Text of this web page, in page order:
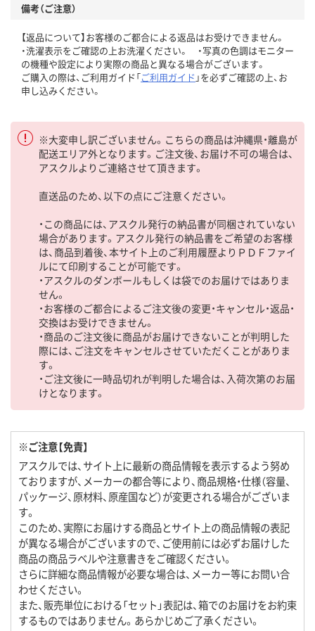
備考（ご注意）
【返品について】お客様のご都合による返品はお受けできません。
・洗濯表示をご確認の上お洗濯ください。 ・写真の色調はモニター
の機種や設定により実際の商品と異なる場合がございます。
ご購入の際は、ご利用ガイド「ご利用ガイド 」を必ずご確認の上、お
申し込みください。
※大変申し訳ございません。こちらの商品は沖縄県・離島が
配送エリア外となります。ご注文後、お届け不可の場合は、
アスクルよりご連絡させて頂きます。
直送品のため、以下の点にご注意ください。
・この商品には、アスクル発行の納品書が同梱されていない
場合があります。アスクル発行の納品書をご希望のお客様
は、商品到着後、本サイト上のご利用履歴よりＰＤＦファイ
ルにて印刷することが可能です。
・アスクルのダンボールもしくは袋でのお届けではありま
せん。
・お客様のご都合によるご注文後の変更・キャンセル・返品・
交換はお受けできません。
・商品のご注文後に商品がお届けできないことが判明した
際には、ご注文をキャンセルさせていただくことがありま
す。
・ご注文後に一時品切れが判明した場合は、入荷次第のお届
けとなります。
※ご注意【免責】
アスクルでは、サイト上に最新の商品情報を表示するよう努め
ておりますが、メーカーの都合等により、商品規格・仕様（容量、
パッケージ、原材料、原産国など）が変更される場合がございま
す。
このため、実際にお届けする商品とサイト上の商品情報の表記
が異なる場合がございますので、ご使用前には必ずお届けした
商品の商品ラベルや注意書きをご確認ください。
さらに詳細な商品情報が必要な場合は、メーカー等にお問い合
わせください。
また、販売単位における「セット」表記は、箱でのお届けをお約束
するものではありません。あらかじめご了承ください。